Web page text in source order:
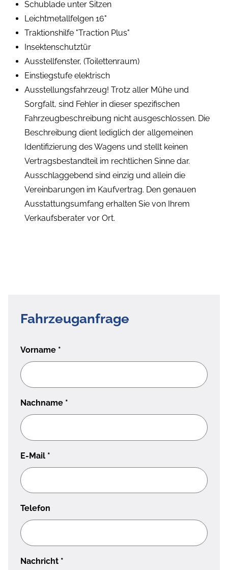
Schublade unter Sitzen
Leichtmetallfelgen 16"
Traktionshilfe "Traction Plus"
Insektenschutztür
Ausstellfenster, (Toilettenraum)
Einstiegstufe elektrisch
Ausstellungsfahrzeug! Trotz aller Mühe und
Sorgfalt, sind Fehler in dieser spezifischen
Fahrzeugbeschreibung nicht ausgeschlossen. Die
Beschreibung dient lediglich der allgemeinen
Identifizierung des Wagens und stellt keinen
Vertragsbestandteil im rechtlichen Sinne dar.
Ausschlaggebend sind einzig und allein die
Vereinbarungen im Kaufvertrag. Den genauen
Ausstattungsumfang erhalten Sie von Ihrem
Verkaufsberater vor Ort.
Fahrzeuganfrage
Vorname *
Nachname *
E-Mail *
Telefon
Nachricht *